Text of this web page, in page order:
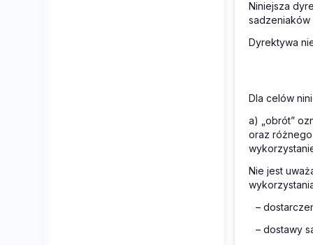
Niniejsza
sadzeniaków
Dyrektywa
Dla celów
a) „obrót”
oraz
Nie jest
–
– dostawy